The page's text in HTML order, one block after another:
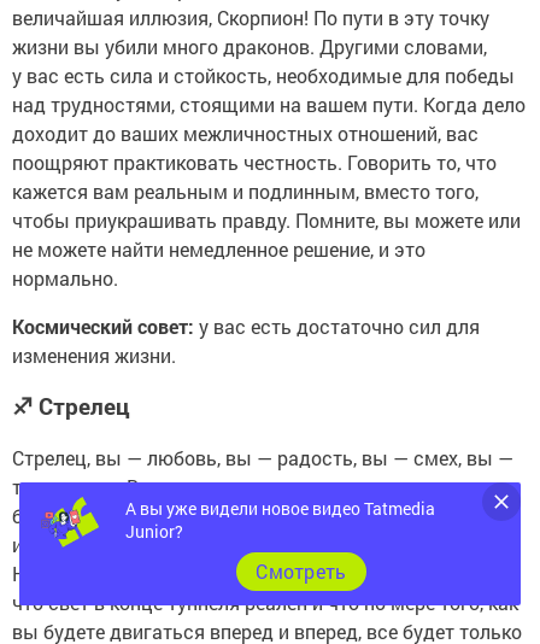
величайшая иллюзия, Скорпион! По пути в эту точку
жизни вы убили много драконов. Другими словами,
у вас есть сила и стойкость, необходимые для победы
над трудностями, стоящими на вашем пути. Когда дело
доходит до ваших межличностных отношений, вас
поощряют практиковать честность. Говорить то, что
кажется вам реальным и подлинным, вместо того,
чтобы приукрашивать правду. Помните, вы можете или
не можете найти немедленное решение, и это
нормально.
Космический совет: у вас есть достаточно сил для
изменения жизни.
♐ Стрелец
Стрелец, вы — любовь, вы — радость, вы — смех, вы —
творчество. Вы уже являетесь всем, чем стремитесь
быть. Все, что вам нужно сделать, это открыть глаза
и осознать красоту и изящество вашего существа!
Начало недели приносит с собой напоминание о том,
что свет в конце туннеля реален и что по мере того, как
вы будете двигаться вперед и вперед, все будет только
А вы уже видели новое видео Tatmedia
Junior?
Cмотреть